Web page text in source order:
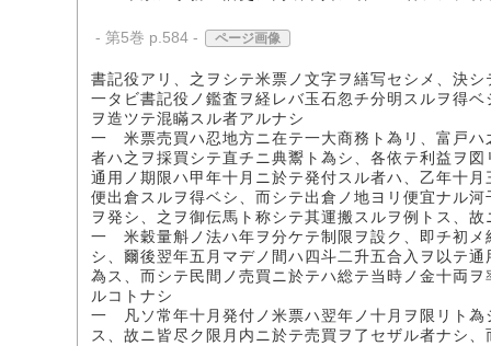
- 第5巻 p.584 - ページ画像
書記役アリ、之ヲシテ米票ノ文字ヲ繕写セシメ、決
一タビ書記役ノ鑑査ヲ経レバ玉石忽チ分明スルヲ得
ヲ造ツテ混瞞スル者アルナシ
一 米票売買ハ忍地方ニ在テ一大商務ト為リ、富戸ハ
者ハ之ヲ採買シテ直チニ典鬻ト為シ、各依テ利益ヲ
通用ノ期限ハ甲年十月ニ於テ発付スル者ハ、乙年十
便出倉スルヲ得ベシ、而シテ出倉ノ地ヨリ便宜ナル
ヲ発シ、之ヲ御伝馬ト称シテ其運搬スルヲ例トス、
一 米穀量斛ノ法ハ年ヲ分ケテ制限ヲ設ク、即チ初メ
シ、爾後翌年五月マデノ間ハ四斗二升五合入ヲ以テ
為ス、而シテ民間ノ売買ニ於テハ総テ当時ノ金十両
ルコトナシ
一 凡ソ常年十月発付ノ米票ハ翌年ノ十月ヲ限リト為
ス、故ニ皆尽ク限月内ニ於テ売買ヲ了セザル者ナシ